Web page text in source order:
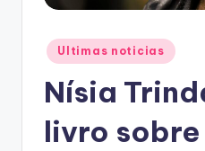
Posted
in
Ultimas noticias
Nísia
livro sobre